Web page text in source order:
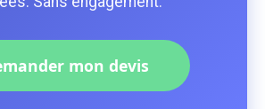
mon devis